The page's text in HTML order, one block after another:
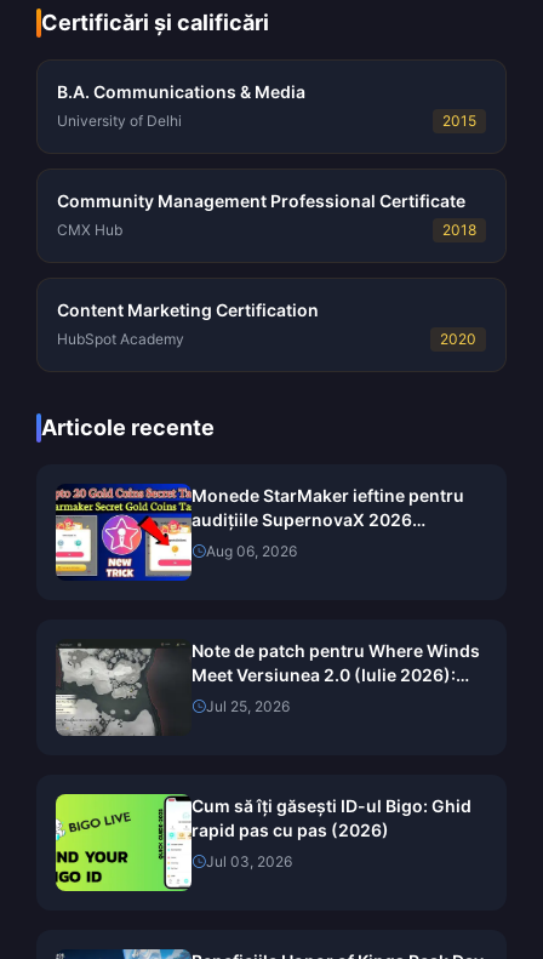
Certificări și calificări
B.A. Communications & Media
University of Delhi 2015
Community Management Professional Certificate
CMX Hub 2018
Content Marketing Certification
HubSpot Academy 2020
Articole recente
Monede StarMaker ieftine pentru
audițiile SupernovaX 2026
(Reducere de 12-23%)
Aug 06, 2026
Note de patch pentru Where Winds
Meet Versiunea 2.0 (Iulie 2026):
Actualizarea Muntele Ascuns
Jul 25, 2026
Cum să îți găsești ID-ul Bigo: Ghid
rapid pas cu pas (2026)
Jul 03, 2026